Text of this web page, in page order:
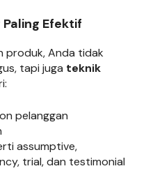
Paling Efektif
produk, Anda tidak
tapi juga teknik
pelanggan
assumptive,
trial, dan testimonial